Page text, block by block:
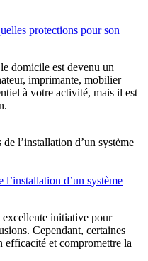
protections pour son
domicile est devenu un
imprimante, mobilier
à votre activité, mais il est
l’installation d’un système
excellente initiative pour
Cependant, certaines
efficacité et compromettre la